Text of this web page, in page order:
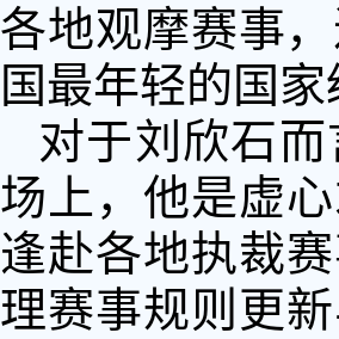
各地观摩赛事
国最年轻的国
对于刘欣石
场上，他是虚
逢赴各地执裁
理赛事规则更